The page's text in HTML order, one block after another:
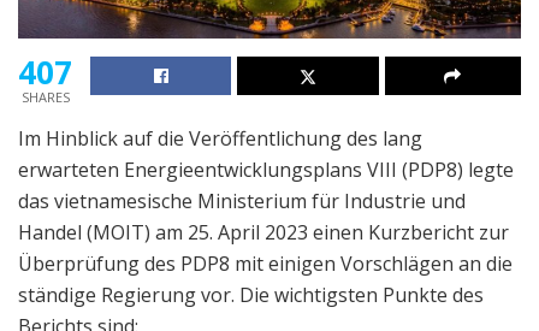
407
SHARES
Im Hinblick auf die Veröffentlichung des lang
erwarteten Energieentwicklungsplans VIII (PDP8) legte
das vietnamesische Ministerium für Industrie und
Handel (MOIT) am 25. April 2023 einen Kurzbericht zur
Überprüfung des PDP8 mit einigen Vorschlägen an die
ständige Regierung vor. Die wichtigsten Punkte des